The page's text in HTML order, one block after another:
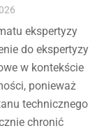
ekspertyzy
do ekspertyzy
w kontekście
ponieważ
technicznego
chronić